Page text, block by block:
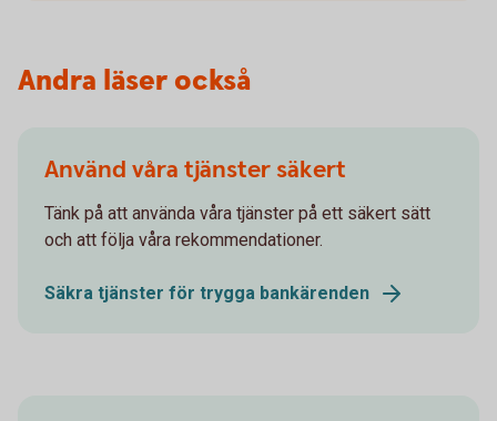
Andra läser också
Använd våra tjänster säkert
Tänk på att använda våra tjänster på ett säkert sätt
och att följa våra rekommendationer.
Säkra tjänster för trygga bankärenden